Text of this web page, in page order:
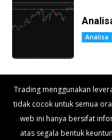
Analisa
Trading menggunakan
tidak cocok untuk semua
web ini hanya bersifat
atas segala bentuk